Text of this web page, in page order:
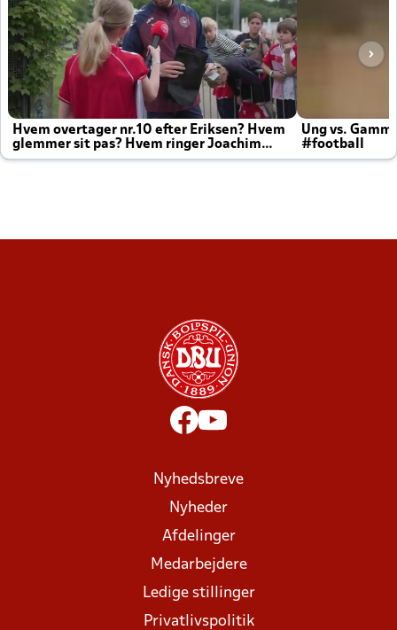
Hvem overtager nr.10 efter Eriksen? Hvem
glemmer sit pas? Hvem ringer Joachim
altid til efter kampe?
Ung vs.
#football
Nyhedsbreve
Nyheder
Afdelinger
Medarbejdere
Ledige stillinger
Privatlivspolitik